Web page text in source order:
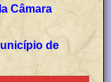
Câmara
de